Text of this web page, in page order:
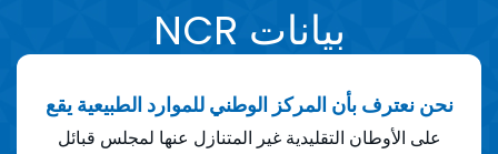
بيانات NCR
نحن نعترف بأن المركز الوطني للموارد الطبيعية يقع
على الأوطان التقليدية غير المتنازل عنها لمجلس قبائل